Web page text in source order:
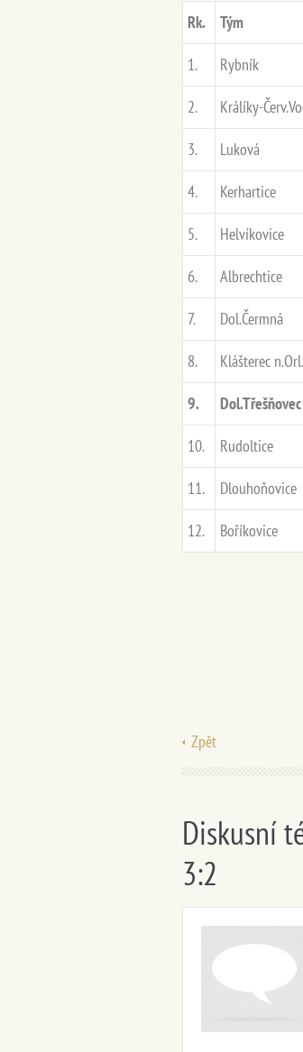
Rk. Tým
1. Rybník
2. Králíky-
3. Luková
4. Kerhartice
5. Helvíkovice
6. Albrechtice
7. Dol.Čermná
8. Klášterec n.Orl.
9. Dol.Třešňovec
10. Rudoltice
11. Dlouhoňovice
12. Boříkovice
Zpět
Diskusní
3:2